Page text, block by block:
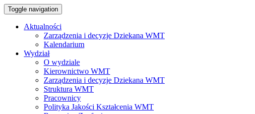
Toggle navigation
Aktualności
Zarządzenia i decyzje Dziekana WMT
Kalendarium
Wydział
O wydziale
Kierownictwo WMT
Zarządzenia i decyzje Dziekana WMT
Struktura WMT
Pracownicy
Polityka Jakości Kształcenia WMT